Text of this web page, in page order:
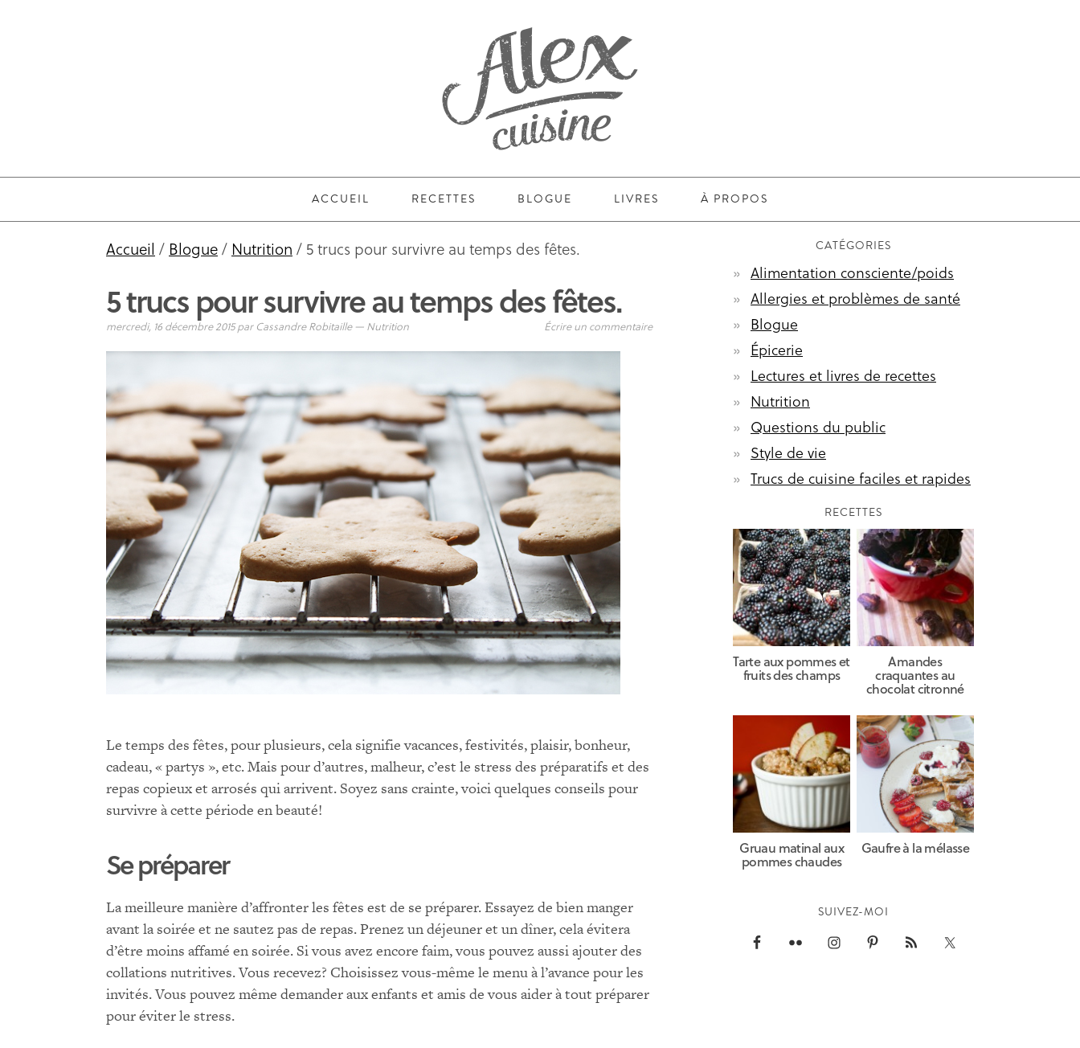
ACCUEIL RECETTES BLOGUE LIVRES À PROPOS
Accueil / Blogue/ Nutrition / 5 trucs pour survivre au temps des fêtes.
5 trucs pour survivre au temps des fêtes.
mercredi, 16 décembre 2015par Cassandre Robitaille — Nutrition Écrire un commentaire
Le temps des fêtes, pour plusieurs, cela signifie vacances, festivités, plaisir, bonheur,
cadeau, « partys », etc. Mais pour d’autres, malheur, c’est le stress des préparatifs et des
repas copieux et arrosés qui arrivent. Soyez sans crainte, voici quelques conseils pour
survivre à cette période en beauté!
Se préparer
La meilleure manière d’affronter les fêtes est de se préparer. Essayez de bien manger
avant la soirée et ne sautez pas de repas. Prenez un déjeuner et un dîner, cela évitera
d’être moins affamé en soirée. Si vous avez encore faim, vous pouvez aussi ajouter des
collations nutritives. Vous recevez? Choisissez vous-même le menu à l’avance pour les
invités. Vous pouvez même demander aux enfants et amis de vous aider à tout préparer
pour éviter le stress.
CATÉGORIES
Alimentation consciente/poids
Allergies et problèmes de santé
Blogue
Épicerie
Lectures et livres de recettes
Nutrition
Questions du public
Style de vie
Trucs de cuisine faciles et rapides
RECETTES
Tarte aux pommes et
fruits des champs
Amandes
craquantes au
chocolat citronné
Gruau matinal aux
pommes chaudes
Gaufre à la mélasse
SUIVEZ-MOI